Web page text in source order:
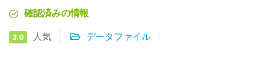
確認済みの情報
3.0 人気 データファイル